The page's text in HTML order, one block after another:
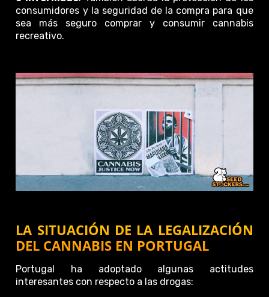
consumidores y la seguridad de la compra para que
sea más seguro comprar y consumir cannabis
recreativo.
LA SITUACIÓN DE LA LEGALIZACIÓN
DEL CANNABIS EN PORTUGAL
Portugal ha adoptado algunas actitudes
interesantes con respecto a las drogas: